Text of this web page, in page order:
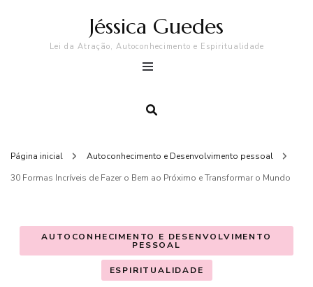
Jéssica Guedes
Lei da Atração, Autoconhecimento e Espiritualidade
Página inicial
Autoconhecimento e Desenvolvimento pessoal
30 Formas Incríveis de Fazer o Bem ao Próximo e Transformar o Mundo
AUTOCONHECIMENTO E DESENVOLVIMENTO
PESSOAL
ESPIRITUALIDADE